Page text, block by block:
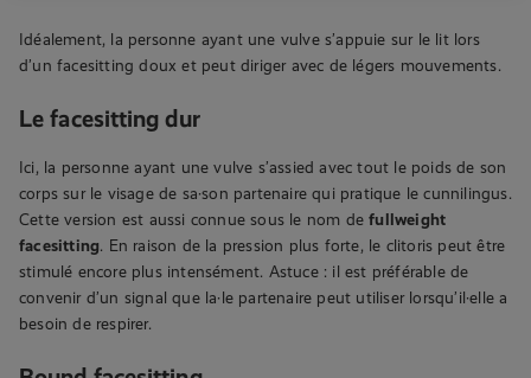
Idéalement, la personne ayant une vulve s’appuie sur le lit lors
d’un facesitting doux et peut diriger avec de légers mouvements.
Le facesitting dur
Ici, la personne ayant une vulve s’assied avec tout le poids de son
corps sur le visage de sa·son partenaire qui pratique le cunnilingus.
Cette version est aussi connue sous le nom defullweight
facesitting. En raison de la pression plus forte, le clitoris peut être
stimulé encore plus intensément. Astuce : il est préférable de
convenir d’un signal que la·le partenaire peut utiliser lorsqu’il·elle a
besoin de respirer.